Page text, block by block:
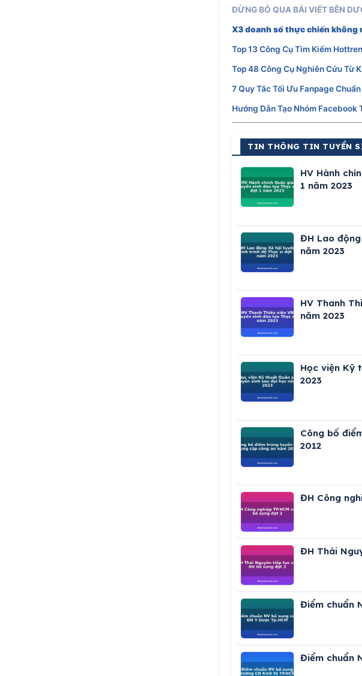
ĐỪNG BỎ QUA BÀI VIẾT BÊN
X3 doanh số thực chiến không
Top 13 Công Cụ Tìm Kiếm
Top 48 Công Cụ Nghiên Cứu Từ
7 Quy Tắc Tối Ưu Fanpage
Hướng Dẫn Tạo Nhóm Facebook
TIN THÔNG TIN TUYỂN
HV Hành
1 năm 2023
ĐH Lao
năm 2023
HV Thanh
năm 2023
Học viện Kỹ
2023
Công bố
2012
ĐH Công
ĐH Thái
Điểm chuẩn
Điểm chuẩn